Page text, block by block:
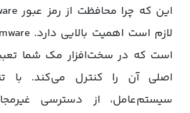
است که در سخت‌افزار مک شما
اصلی آن را کنترل می‌کند. با
سیستم‌عامل، از دسترسی